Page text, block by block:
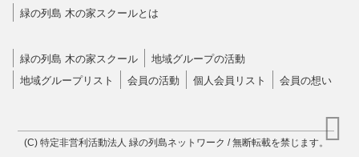
緑の列島 木の家スクールとは
緑の列島 木の家スクール
地域グループの活動
地域グループリスト
会員の活動 個人会員リスト 会員の想い
(C) 特定非営利活動法人 緑の列島ネットワーク / 無断転載を禁じます。